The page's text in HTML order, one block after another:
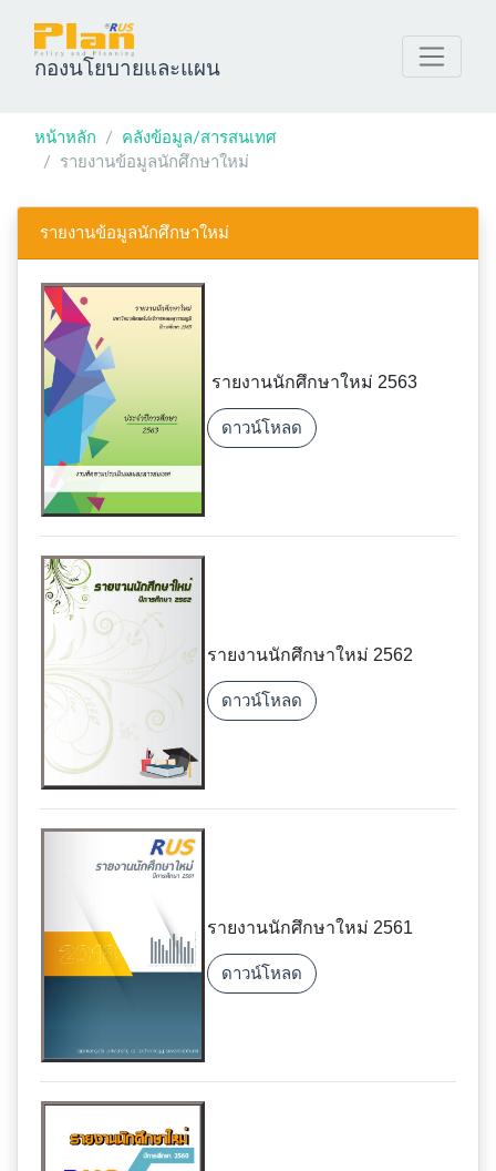
กองนโยบายและแผน
หน้าหลัก
คลังข้อมูล/สารสนเทศ
รายงานข้อมูลนักศึกษาใหม่
รายงานข้อมูลนักศึกษาใหม่
รายงานนักศึกษาใหม่ 2563
ดาวน์โหลด
รายงานนักศึกษาใหม่ 2562
ดาวน์โหลด
รายงานนักศึกษาใหม่ 2561
ดาวน์โหลด